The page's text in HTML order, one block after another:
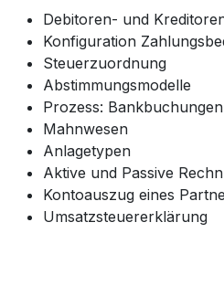
Debitoren- und
Konfiguration
Steuerzuordnung
Abstimmungsmodelle
Prozess: Bankbuchungen
Mahnwesen
Anlagetypen
Aktive und Passive
Kontoauszug eines
Umsatzsteuererklärung